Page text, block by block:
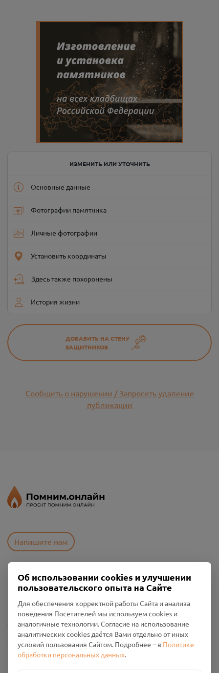
ИЗМЕНИТЬ ИЛИ УТОЧНИТЬ
Основные данные
Фотографии памятника
Личные фотографии
Установить координаты
Здесь также похоронены
История жизни
ДОБАВИТЬ НА СТЕНУ
ЗАЩИТНИКОВ
Сообщить о нарушении / Запросить удаление
публикации
Напишите нам
Пользовательское соглашение
Политика конфиденциальности
Промо-материалы
Настройки cookies
Общество с ограниченной ответственностью «Смоленский
Проект Помним»
Об использовании cookies и улучшении
пользовательского опыта на Сайте
Для обеспечения корректной работы Сайта и анализа
поведения Посетителей мы используем cookies и
аналогичные технологии. Согласие на использование
аналитических cookies даётся Вами отдельно от иных
условий пользования Сайтом. Подробнее – в Политике
обработки персональных данных.